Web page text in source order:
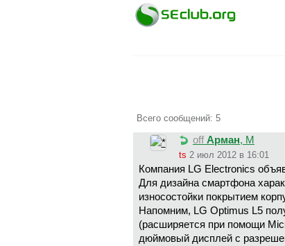
Всего сообщений: 5
off Арман, М
ts 2 июл 2012 в 16:01
Компания LG Electronics
Для дизайна смартфона
износостойки покрытием
Напомним, LG Optimus L5
(расширяется при помощи
дюймовый дисплей с